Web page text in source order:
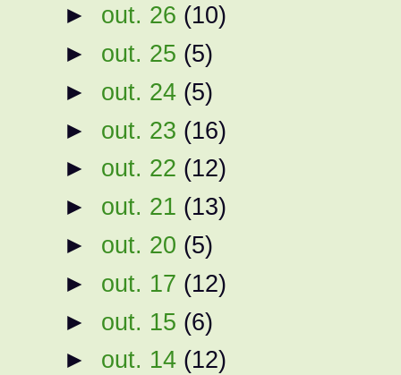
► out. 26 (10)
► out. 25 (5)
► out. 24 (5)
► out. 23 (16)
► out. 22 (12)
► out. 21 (13)
► out. 20 (5)
► out. 17 (12)
► out. 15 (6)
► out. 14 (12)